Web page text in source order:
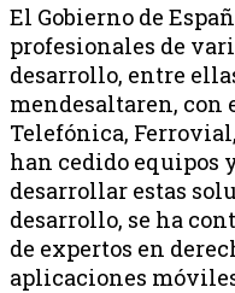
El Gobierno de
profesionales de
desarrollo, entre
mendesaltaren, con
Telefónica,
han cedido equipos
desarrollar estas
desarrollo, se ha
de expertos en
aplicaciones